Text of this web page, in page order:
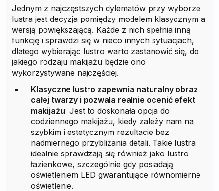
Jednym z najczęstszych dylematów przy wyborze
lustra jest decyzja pomiędzy modelem klasycznym a
wersją powiększającą. Każde z nich spełnia inną
funkcję i sprawdzi się w nieco innych sytuacjach,
dlatego wybierając lustro warto zastanowić się, do
jakiego rodzaju makijażu będzie ono
wykorzystywane najczęściej.
Klasyczne lustro zapewnia naturalny obraz
całej twarzy i pozwala realnie ocenić efekt
makijażu. Jest to doskonała opcja do
codziennego makijażu, kiedy zależy nam na
szybkim i estetycznym rezultacie bez
nadmiernego przybliżania detali. Takie lustra
idealnie sprawdzają się również jako lustro
łazienkowe, szczególnie gdy posiadają
oświetleniem LED gwarantujące równomierne
oświetlenie.